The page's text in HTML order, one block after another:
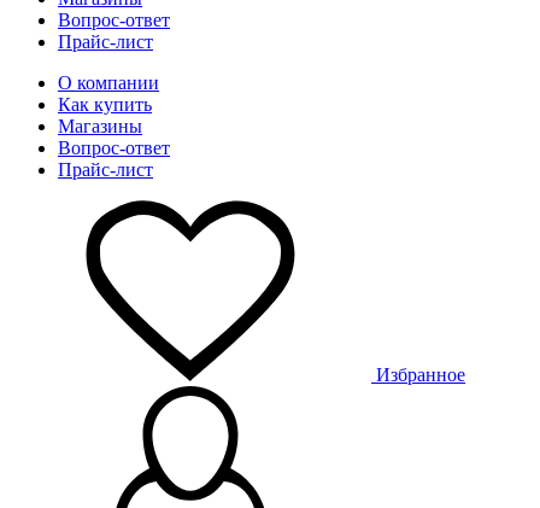
Вопрос-ответ
Прайс-лист
О компании
Как купить
Магазины
Вопрос-ответ
Прайс-лист
Избранное